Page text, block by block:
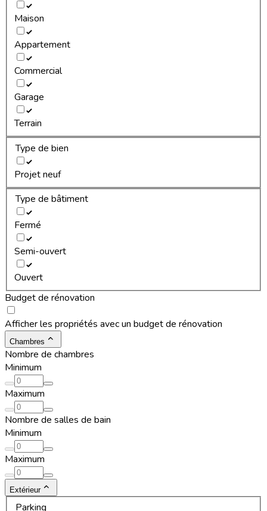
Maison
Appartement
Commercial
Garage
Terrain
Type de bien
Projet neuf
Type de bâtiment
Fermé
Semi-ouvert
Ouvert
Budget de rénovation
Afficher les propriétés avec un budget de rénovation
Chambres
Nombre de chambres
Minimum
Maximum
Nombre de salles de bain
Minimum
Maximum
Extérieur
Parking